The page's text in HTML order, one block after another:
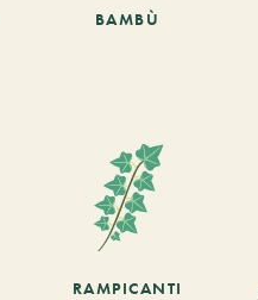
BAMBÙ
RAMPICANTI